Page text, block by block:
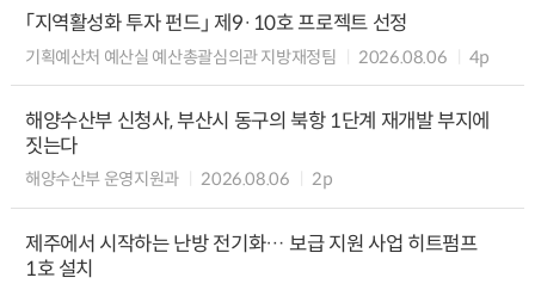
「지역활성화 투자 펀드」 제9·10호 프로젝트 선정
기획예산처 예산실 예산총괄심의관 지방재정팀 2026.08.06 4p
해양수산부 신청사, 부산시 동구의 북항 1단계 재개발 부지에
짓는다
해양수산부 운영지원과 2026.08.06 2p
제주에서 시작하는 난방 전기화… 보급 지원 사업 히트펌프
1호 설치